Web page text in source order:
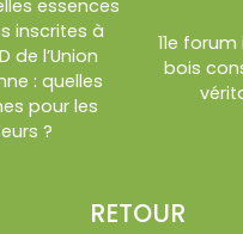
essences
inscrites à
de l’Union
: quelles
pour les
?
RETOUR
11e
bois